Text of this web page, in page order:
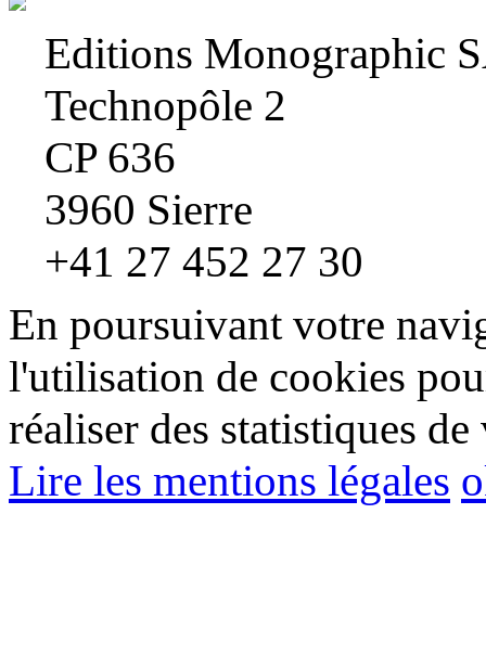
Editions Monographic
Technopôle 2
CP 636
3960 Sierre
+41 27 452 27 30
En poursuivant votre
l'utilisation de cookies
réaliser des statistiques de
Lire les mentions légales